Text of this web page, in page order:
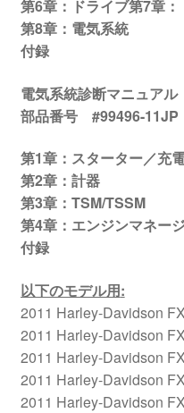
第6章：ドライブ第7章：
第8章：電気系統
付録
電気系統診断マニュアル
部品番号#99496-11JP
第1章：スターター／充
第2章：計器
第3章： TSM/TSSM
第4章：エンジンマネー
付録
以下のモデル用:
2011 Harley-Davidson
2011 Harley-Davidson
2011 Harley-Davidson
2011 Harley-Davidson
2011 Harley-Davidson